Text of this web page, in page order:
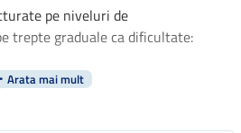
pe niveluri de
trepte graduale ca dificultate:
exersare.